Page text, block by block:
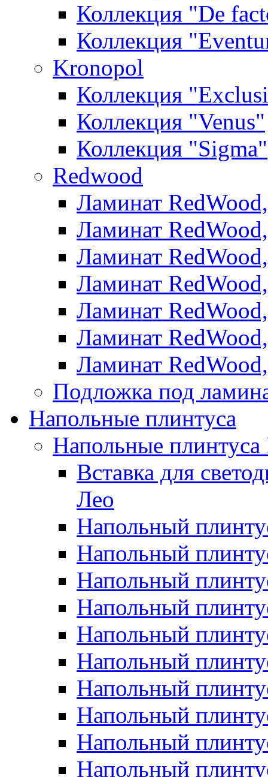
Коллекция "De
Коллекция
Kronopol
Коллекция
Коллекция "Venus"
Коллекция "Sigma"
Redwood
Ламинат
Ламинат
Ламинат
Ламинат
Ламинат
Ламинат
Ламинат
Подложка под
Напольные плинтуса
Напольные
Вставка для
Лео
Напольный
Напольный
Напольный
Напольный
Напольный
Напольный
Напольный
Напольный
Напольный
Напольный